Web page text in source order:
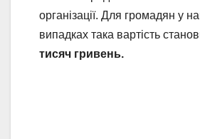
організації. Для громадян у
випадках така вартість
тисяч гривень.